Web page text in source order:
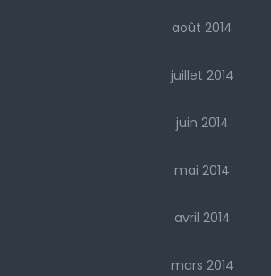
août 2014
juillet 2014
juin 2014
mai 2014
avril 2014
mars 2014